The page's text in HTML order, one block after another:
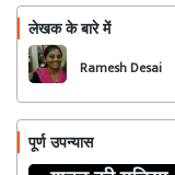
लेखक के बारे में
Ramesh Desai
पूर्ण उपन्यास